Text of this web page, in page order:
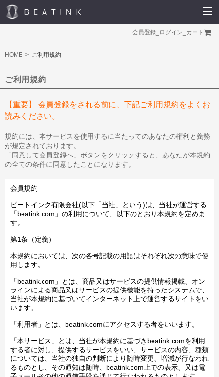
会員登録 ログイン カート
HOME ご利用規約
ご利用規約
【重要】 会員登録をされる前に、下記ご利用規約をよくお
読みください。
規約には、本サービスを使用するに当たってのあなたの権利と義務
が規定されております。
「同意して会員登録へ」ボタンをクリックすると、あなたが本規約
の全ての条件に同意したことになります。